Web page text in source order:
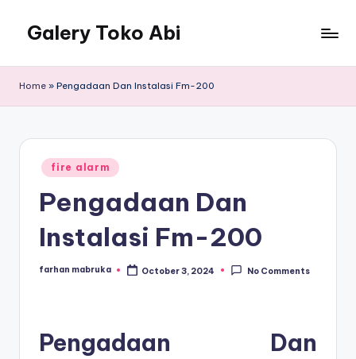
Galery Toko Abi
Home » Pengadaan Dan Instalasi Fm-200
Posted
in
fire alarm
Pengadaan Dan
Instalasi Fm-200
Posted
farhan mabruka October 3, 2024 No Comments
Pengadaan Dan